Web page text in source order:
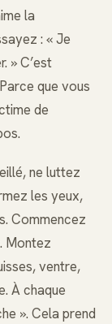
la
: « Je
» C’est
que vous
de
ne luttez
les yeux,
Commencez
Montez
ventre,
À chaque
». Cela prend